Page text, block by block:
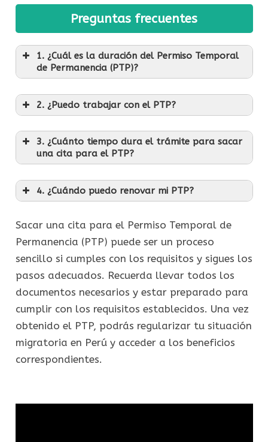
Preguntas frecuentes
1. ¿Cuál es la duración del Permiso Temporal
de Permanencia (PTP)?
2. ¿Puedo trabajar con el PTP?
3. ¿Cuánto tiempo dura el trámite para sacar
una cita para el PTP?
4. ¿Cuándo puedo renovar mi PTP?
Sacar una cita para el Permiso Temporal de
Permanencia (PTP) puede ser un proceso
sencillo si cumples con los requisitos y sigues los
pasos adecuados. Recuerda llevar todos los
documentos necesarios y estar preparado para
cumplir con los requisitos establecidos. Una vez
obtenido el PTP, podrás regularizar tu situación
migratoria en Perú y acceder a los beneficios
correspondientes.